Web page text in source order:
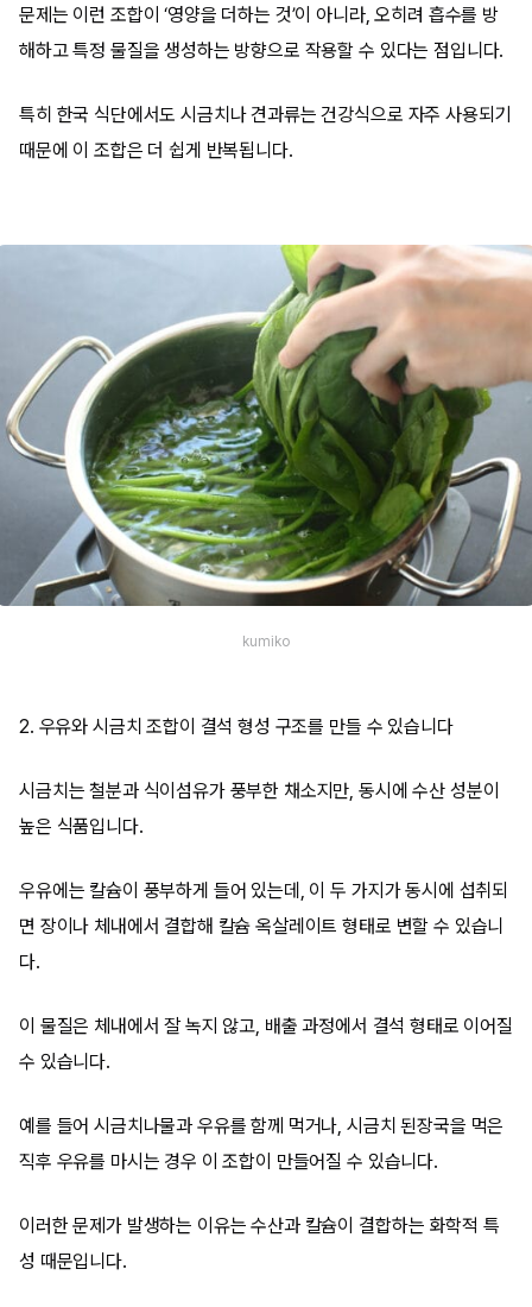
문제는 이런 조합이 ‘영양을 더하는 것’이 아니라, 오히려 흡수를 방
해하고 특정 물질을 생성하는 방향으로 작용할 수 있다는 점입니다.
특히 한국 식단에서도 시금치나 견과류는 건강식으로 자주 사용되기
때문에 이 조합은 더 쉽게 반복됩니다.
kumiko
2. 우유와 시금치 조합이 결석 형성 구조를 만들 수 있습니다
시금치는 철분과 식이섬유가 풍부한 채소지만, 동시에 수산 성분이
높은 식품입니다.
우유에는 칼슘이 풍부하게 들어 있는데, 이 두 가지가 동시에 섭취되
면 장이나 체내에서 결합해 칼슘 옥살레이트 형태로 변할 수 있습니
다.
이 물질은 체내에서 잘 녹지 않고, 배출 과정에서 결석 형태로 이어질
수 있습니다.
예를 들어 시금치나물과 우유를 함께 먹거나, 시금치 된장국을 먹은
직후 우유를 마시는 경우 이 조합이 만들어질 수 있습니다.
이러한 문제가 발생하는 이유는 수산과 칼슘이 결합하는 화학적 특
성 때문입니다.